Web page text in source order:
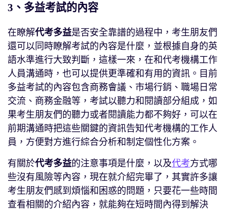
3、多益考試的內容
在瞭解代考多益是否安全靠譜的過程中，考生朋友們
還可以同時瞭解考試的內容是什麼，並根據自身的英
語水準進行大致判斷，這樣一來，在和代考機構工作
人員溝通時，也可以提供更準確和有用的資訊。目前
多益考試的內容包含商務會議、市場行銷、職場日常
交流、商務金融等，考試以聽力和閱讀部分組成，如
果考生朋友們的聽力或者閱讀能力都不夠好，可以在
前期溝通時把這些關鍵的資訊告知代考機構的工作人
員，方便對方進行綜合分析和制定個性化方案。
有關於代考多益的注意事項是什麼，以及代考方式哪
些沒有風險等內容，現在就介紹完畢了，其實許多讓
考生朋友們感到煩惱和困惑的問題，只要花一些時間
查看相關的介紹內容，就能夠在短時間內得到解決